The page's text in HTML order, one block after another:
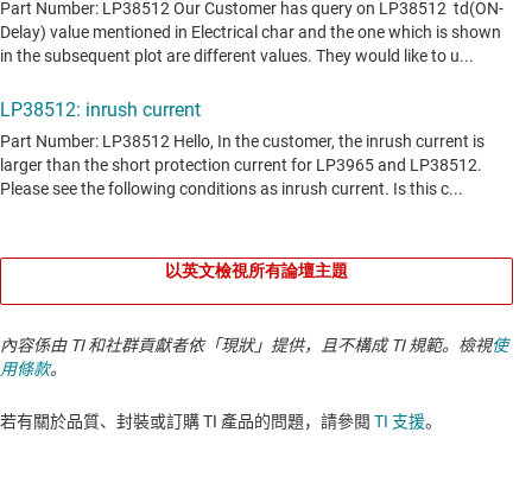
以英文檢視所有論壇主題
內容係由 TI 和社群貢獻者依「現狀」提供，且不構成 TI 規範。檢視使
用條款。
若有關於品質、封裝或訂購 TI 產品的問題，請參閱 TI 支援。​​​​​​​​​​​​​​